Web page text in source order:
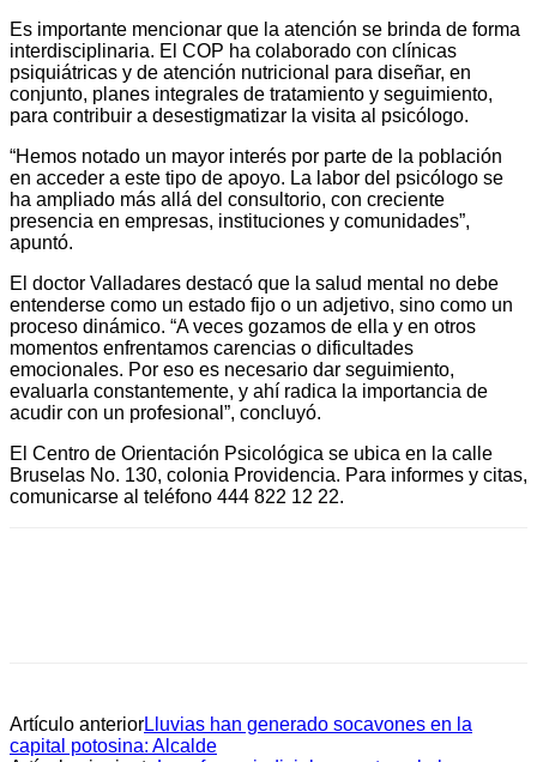
Es importante mencionar que la atención se brinda de forma
interdisciplinaria. El COP ha colaborado con clínicas
psiquiátricas y de atención nutricional para diseñar, en
conjunto, planes integrales de tratamiento y seguimiento,
para contribuir a desestigmatizar la visita al psicólogo.
“Hemos notado un mayor interés por parte de la población
en acceder a este tipo de apoyo. La labor del psicólogo se
ha ampliado más allá del consultorio, con creciente
presencia en empresas, instituciones y comunidades”,
apuntó.
El doctor Valladares destacó que la salud mental no debe
entenderse como un estado fijo o un adjetivo, sino como un
proceso dinámico. “A veces gozamos de ella y en otros
momentos enfrentamos carencias o dificultades
emocionales. Por eso es necesario dar seguimiento,
evaluarla constantemente, y ahí radica la importancia de
acudir con un profesional”, concluyó.
El Centro de Orientación Psicológica se ubica en la calle
Bruselas No. 130, colonia Providencia. Para informes y citas,
comunicarse al teléfono 444 822 12 22.
Artículo anteriorLluvias han generado socavones en la
capital potosina: Alcalde